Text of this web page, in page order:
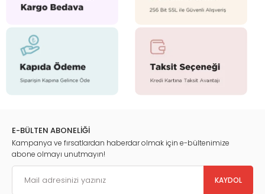
E-BÜLTEN ABONELİĞİ
Kampanya ve fırsatlardan haberdar olmak için e-bültenimize
abone olmayı unutmayın!
KAYDOL